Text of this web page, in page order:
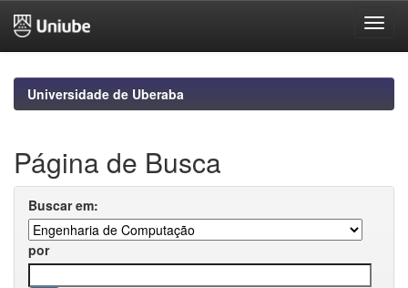
navigationUniversidade de Uberaba
Página de Busca
Buscar em:
por